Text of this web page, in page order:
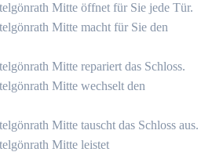
Mitte öffnet für Sie jede Tür.
Mitte macht für Sie den
Mitte repariert das Schloss.
Mitte wechselt den
Mitte tauscht das Schloss aus.
Mitte leistet